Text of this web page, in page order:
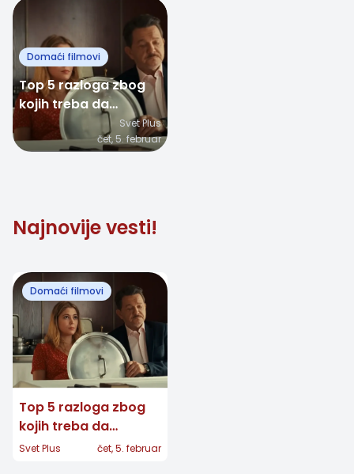
Domaći filmovi
Top 5 razloga zbog
kojih treba da
odgledate film
"Svadba"
Svet Plus
čet, 5. februar
Najnovije vesti!
Domaći filmovi
Top 5 razloga zbog
kojih treba da
odgledate film
Svet Plus čet, 5. februar